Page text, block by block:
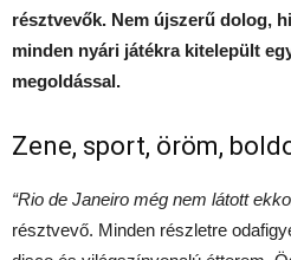
résztvevők. Nem újszerű dolog,
minden nyári játékra kitelepült
megoldással.
Zene, sport, öröm,
“Rio de Janeiro még nem látott
résztvevő. Minden részletre